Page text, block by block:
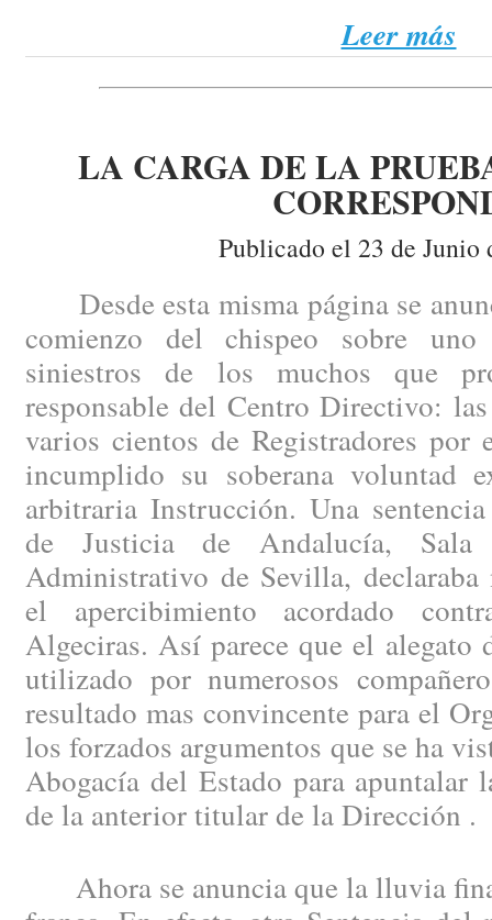
Leer más
LA CARGA DE LA
Publicado el 23 de Junio
Desde esta misma página se
comienzo del chispeo sobre
siniestros de los muchos que
responsable del Centro Directivo:
varios cientos de Registradores por
incumplido su soberana voluntad
arbitraria Instrucción. Una
de Justicia de Andalucía,
Administrativo de Sevilla,
el apercibimiento acordado
Algeciras. Así parece que el alegato
utilizado por numerosos
resultado mas convincente para el
los forzados argumentos que se ha
Abogacía del Estado para apuntalar
de la anterior titular de la Dirección .
Ahora se anuncia que la lluvia